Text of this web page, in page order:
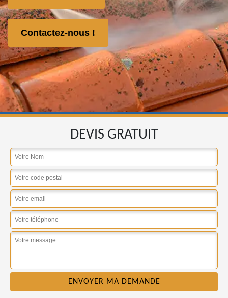
Contactez-nous !
DEVIS GRATUIT